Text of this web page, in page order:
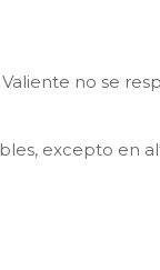
no se
excepto en